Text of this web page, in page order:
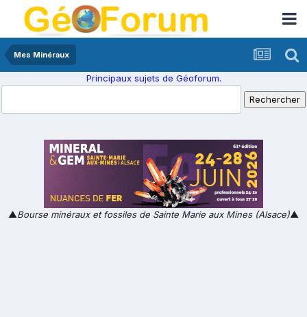
Mes Minéraux
Principaux sujets de Géoforum.
▲Bourse minéraux et fossiles de Sainte Marie aux Mines (Alsace)▲